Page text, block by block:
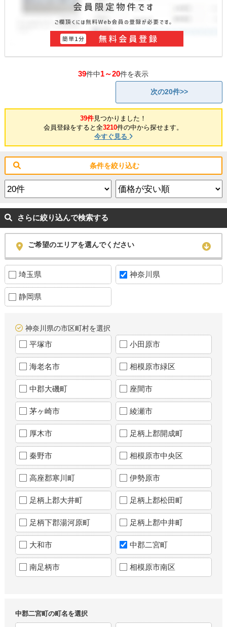
39件中1～20件を表示
次の20件>>
39件見つかりました！
会員登録をすると全3210件の中から探せます。
今すぐ見る
条件を絞り込む
さらに絞り込んで検索する
ご希望のエリアを選んでください
埼玉県 神奈川県
静岡県
神奈川県の市区町村を選択
平塚市 小田原市
海老名市 相模原市緑区
中郡大磯町 座間市
茅ヶ崎市 綾瀬市
厚木市 足柄上郡開成町
秦野市 相模原市中央区
高座郡寒川町 伊勢原市
足柄上郡大井町 足柄上郡松田町
足柄下郡湯河原町 足柄上郡中井町
大和市 中郡二宮町
南足柄市 相模原市南区
中郡二宮町の町名を選択